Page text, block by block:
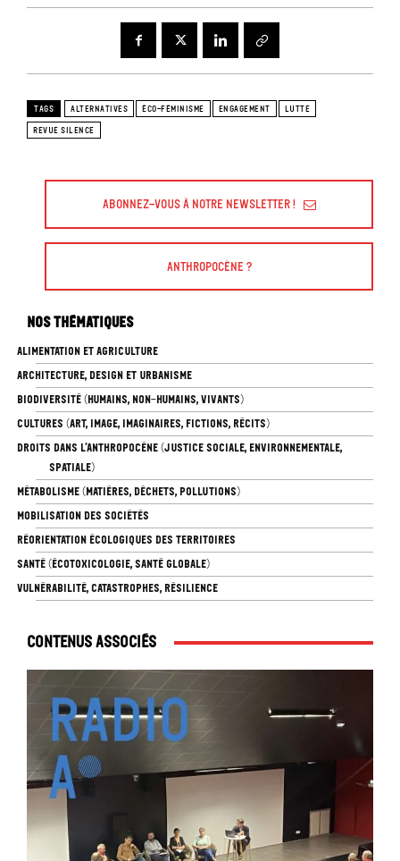
TAGS ALTERNATIVES ÉCO-FÉMINISME ENGAGEMENT
LUTTE
REVUE SILENCE
Abonnez-vous à Notre Newsletter !
Anthropocène ?
Nos thématiques
ALIMENTATION ET AGRICULTURE
ARCHITECTURE, DESIGN ET URBANISME
BIODIVERSITÉ (HUMAINS, NON-HUMAINS, VIVANTS)
CULTURES (ART, IMAGE, IMAGINAIRES, FICTIONS, RÉCITS)
DROITS DANS L’ANTHROPOCÈNE (JUSTICE SOCIALE, ENVIRONNEMENTALE,
SPATIALE)
MÉTABOLISME (MATIÈRES, DÉCHETS, POLLUTIONS)
MOBILISATION DES SOCIÉTÉS
RÉORIENTATION ÉCOLOGIQUES DES TERRITOIRES
SANTÉ (ÉCOTOXICOLOGIE, SANTÉ GLOBALE)
VULNÉRABILITÉ, CATASTROPHES, RÉSILIENCE
Contenus associés